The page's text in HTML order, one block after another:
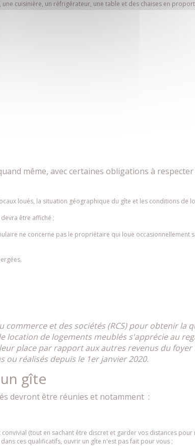
cuisinière, un réfrigérateur, une table et des chaises en
même, avec certaines obligations à respecter
loués, la situation géographique du gîte et les conditions de
être affiché ;
ne concerne pas le propriétaire qui loue occasionnellement
et des sociétés (RCS) pour obtenir la
location de logements meublés s'apprécie au
place par rapport aux autres revenus du foyer
ou réalisés depuis le 1er janvier 2020.
gîte
devront être réunies et notamment :
(tout en sachant être discret et garder vos distances pour
ces qualificatifs, ouvrir un gîte n'est pas fait pour vous ;